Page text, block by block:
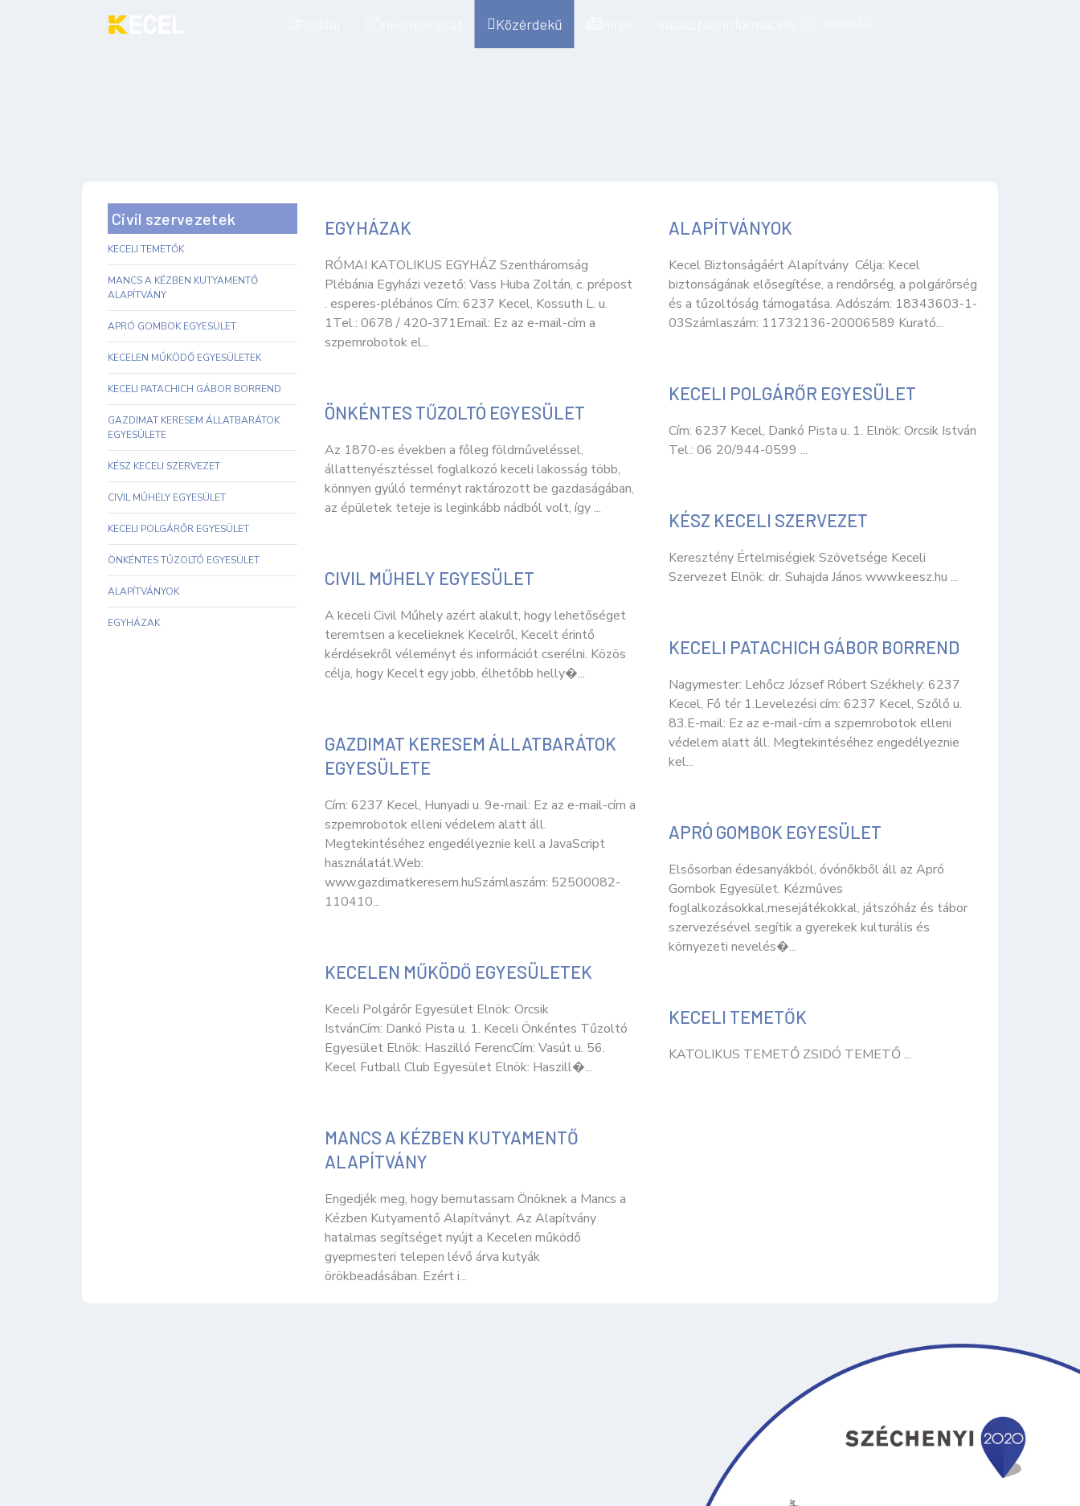
Közérdekű
Civil szervezetek
KECELI TEMETŐK
MANCS A KÉZBEN KUTYAMENTŐ
ALAPÍTVÁNY
APRÓ GOMBOK EGYESÜLET
KECELEN MŰKÖDŐ EGYESÜLETEK
KECELI PATACHICH GÁBOR BORREND
GAZDIMAT KERESEM ÁLLATBARÁTOK
EGYESÜLETE
KÉSZ KECELI SZERVEZET
CIVIL MŰHELY EGYESÜLET
KECELI POLGÁRŐR EGYESÜLET
ÖNKÉNTES TŰZOLTÓ EGYESÜLET
ALAPÍTVÁNYOK
EGYHÁZAK
EGYHÁZAK
RÓMAI KATOLIKUS EGYHÁZ Szentháromság
Plébánia Egyházi vezető: Vass Huba Zoltán, c. prépost
. esperes-plébános Cím: 6237 Kecel, Kossuth L. u.
1Tel.: 0678 / 420-371Email: Ez az e-mail-cím a
szpemrobotok el...
ALAPÍTVÁNYOK
Kecel Biztonságáért Alapítvány Célja: Kecel
biztonságának elősegítése, a rendőrség, a polgárőrség
és a tűzoltóság támogatása. Adószám: 18343603-1-
03Számlaszám: 11732136-20006589 Kurató...
ÖNKÉNTES TŰZOLTÓ EGYESÜLET
Az 1870-es években a főleg földműveléssel,
állattenyésztéssel foglalkozó keceli lakosság több,
könnyen gyúló terményt raktározott be gazdaságában,
az épületek teteje is leginkább nádból volt, így ...
KECELI POLGÁRŐR EGYESÜLET
Cím: 6237 Kecel, Dankó Pista u. 1. Elnök: Orcsik István
Tel.: 06 20/944-0599 ...
CIVIL MŰHELY EGYESÜLET
A keceli Civil Műhely azért alakult, hogy lehetőséget
teremtsen a kecelieknek Kecelről, Kecelt érintő
kérdésekről véleményt és információt cserélni. Közös
célja, hogy Kecelt egy jobb, élhetőbb helly�...
KÉSZ KECELI SZERVEZET
Keresztény Értelmiségiek Szövetsége Keceli
Szervezet Elnök: dr. Suhajda János www.keesz.hu ...
GAZDIMAT KERESEM ÁLLATBARÁTOK
EGYESÜLETE
Cím: 6237 Kecel, Hunyadi u. 9e-mail: Ez az e-mail-cím a
szpemrobotok elleni védelem alatt áll.
Megtekintéséhez engedélyeznie kell a JavaScript
használatát.Web:
www.gazdimatkeresem.huSzámlaszám: 52500082-
110410...
KECELI PATACHICH GÁBOR BORREND
Nagymester: Lehőcz József Róbert Székhely: 6237
Kecel, Fő tér 1.Levelezési cím: 6237 Kecel, Szőlő u.
83.E-mail: Ez az e-mail-cím a szpemrobotok elleni
védelem alatt áll. Megtekintéséhez engedélyeznie
kel...
KECELEN MŰKÖDŐ EGYESÜLETEK
Keceli Polgárőr Egyesület Elnök: Orcsik
IstvánCím: Dankó Pista u. 1. Keceli Önkéntes Tűzoltó
Egyesület Elnök: Haszilló FerencCím: Vasút u. 56.
Kecel Futball Club Egyesület Elnök: Haszill�...
APRÓ GOMBOK EGYESÜLET
Elsősorban édesanyákból, óvónőkből áll az Apró
Gombok Egyesület. Kézműves
foglalkozásokkal,mesejátékokkal, játszóház és tábor
szervezésével segítik a gyerekek kulturális és
környezeti nevelés�...
MANCS A KÉZBEN KUTYAMENTŐ
ALAPÍTVÁNY
Engedjék meg, hogy bemutassam Önöknek a Mancs a
Kézben Kutyamentő Alapítványt. Az Alapítvány
hatalmas segítséget nyújt a Kecelen működő
gyepmesteri telepen lévő árva kutyák
örökbeadásában. Ezért i...
KECELI TEMETŐK
KATOLIKUS TEMETŐ ZSIDÓ TEMETŐ ...